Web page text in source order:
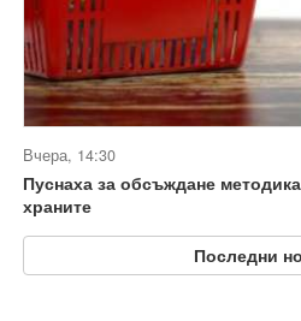
Вчера, 14:30
Пуснаха за обсъждане
храните
Последни